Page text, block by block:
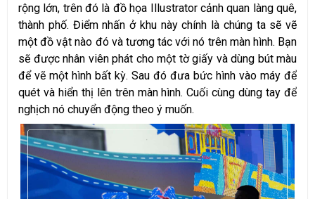
rộng lớn, trên đó là đồ họa Illustrator cảnh quan làng quê,
thành phố. Điểm nhấn ở khu này chính là chúng ta sẽ vẽ
một đồ vật nào đó và tương tác với nó trên màn hình. Bạn
sẽ được nhân viên phát cho một tờ giấy và dùng bút màu
để vẽ một hình bất kỳ. Sau đó đưa bức hình vào máy để
quét và hiển thị lên trên màn hình. Cuối cùng dùng tay để
nghịch nó chuyển động theo ý muốn.